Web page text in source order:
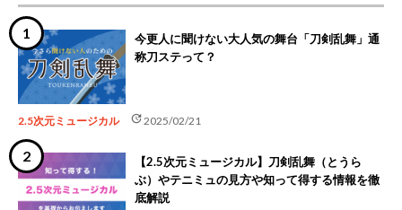
今更人に聞けない大人気の舞台「刀剣乱舞」通
称刀ステって？
2.5次元ミュージカル update2025/02/21
【2.5次元ミュージカル】刀剣乱舞（とうら
ぶ）やテニミュの見方や知って得する情報を徹
底解説